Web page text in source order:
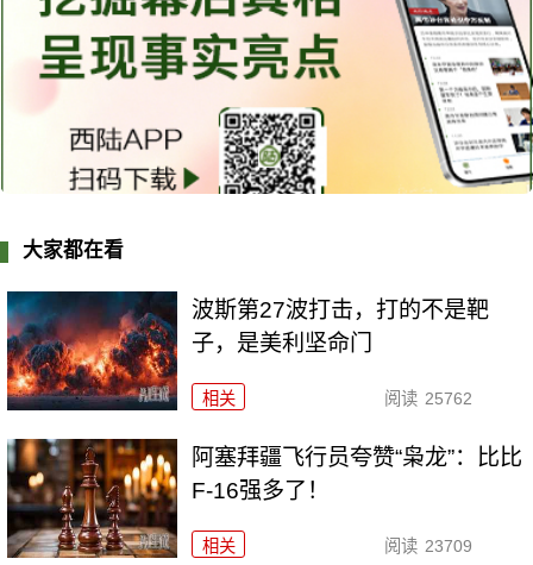
大家都在看
波斯第27波打击，打的不是靶
子，是美利坚命门
相关 阅读 25762
阿塞拜疆飞行员夸赞“枭龙”：比比
F-16强多了！
相关 阅读 23709